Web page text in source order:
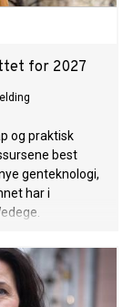
for 2027
og praktisk
best
genteknologi,
har i